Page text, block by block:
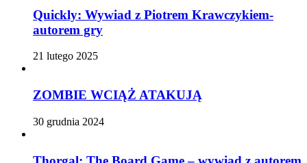
Quickly: Wywiad z Piotrem Krawczykiem-
autorem gry
21 lutego 2025
ZOMBIE WCIĄŻ ATAKUJĄ
30 grudnia 2024